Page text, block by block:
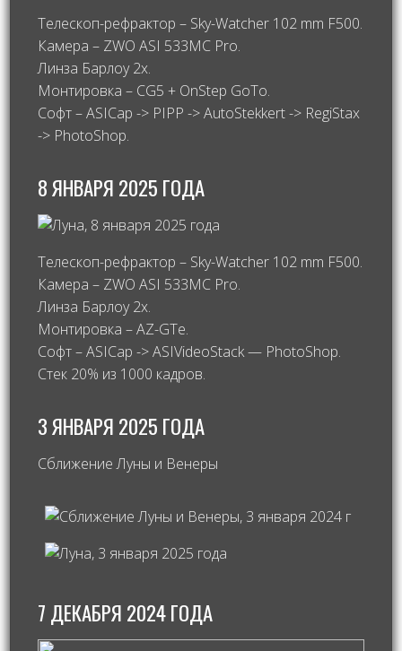
Телескоп-рефрактор – Sky-Watcher 102 mm F500.
Камера – ZWO ASI 533MC Pro.
Линза Барлоу 2х.
Монтировка – CG5 + OnStep GoTo.
Софт – ASICap -> PIPP -> AutoStekkert -> RegiStax
-> PhotoShop.
8 ЯНВАРЯ 2025 ГОДА
Телескоп-рефрактор – Sky-Watcher 102 mm F500.
Камера – ZWO ASI 533MC Pro.
Линза Барлоу 2х.
Монтировка – AZ-GTe.
Софт – ASICap -> ASIVideoStack — PhotoShop.
Стек 20% из 1000 кадров.
3 ЯНВАРЯ 2025 ГОДА
Сближение Луны и Венеры
7 ДЕКАБРЯ 2024 ГОДА